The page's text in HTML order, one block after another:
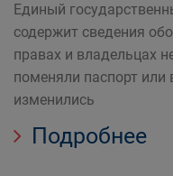
Единый
содержит сведения
правах и владельцах
поменяли паспорт
изменились
Подробнее